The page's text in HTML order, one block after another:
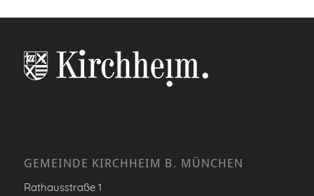
GEMEINDE KIRCHHEIM B. MÜNCHEN
Rathausstraße 1